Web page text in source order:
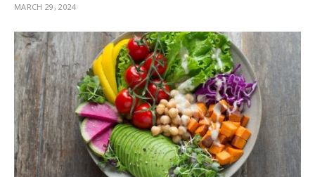
MARCH 29, 2024